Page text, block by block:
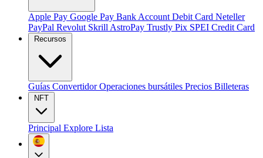
Apple Pay Google Pay Bank Account Debit Card Neteller
PayPal Revolut Skrill AstroPay Trustly Pix SPEI Credit Card
Recursos
Guías ConvertidorOperaciones bursátiles Precios Billeteras
NFT
Principal Explore Lista